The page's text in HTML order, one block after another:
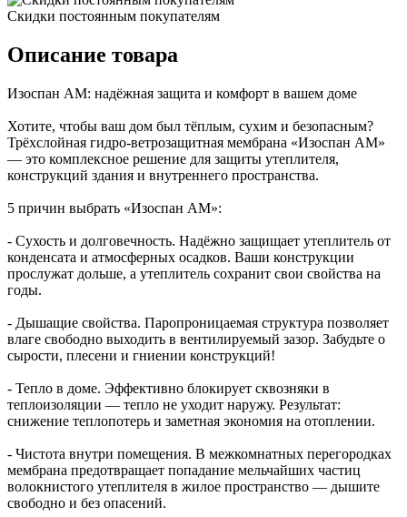
Скидки постоянным покупателям
Описание товара
Изоспан AM: надёжная защита и комфорт в вашем доме
Хотите, чтобы ваш дом был тёплым, сухим и безопасным?
Трёхслойная гидро‑ветрозащитная мембрана «Изоспан AM»
— это комплексное решение для защиты утеплителя,
конструкций здания и внутреннего пространства.
5 причин выбрать «Изоспан AM»:
- Сухость и долговечность. Надёжно защищает утеплитель от
конденсата и атмосферных осадков. Ваши конструкции
прослужат дольше, а утеплитель сохранит свои свойства на
годы.
- Дышащие свойства. Паропроницаемая структура позволяет
влаге свободно выходить в вентилируемый зазор. Забудьте о
сырости, плесени и гниении конструкций!
- Тепло в доме. Эффективно блокирует сквозняки в
теплоизоляции — тепло не уходит наружу. Результат:
снижение теплопотерь и заметная экономия на отоплении.
- Чистота внутри помещения. В межкомнатных перегородках
мембрана предотвращает попадание мельчайших частиц
волокнистого утеплителя в жилое пространство — дышите
свободно и без опасений.